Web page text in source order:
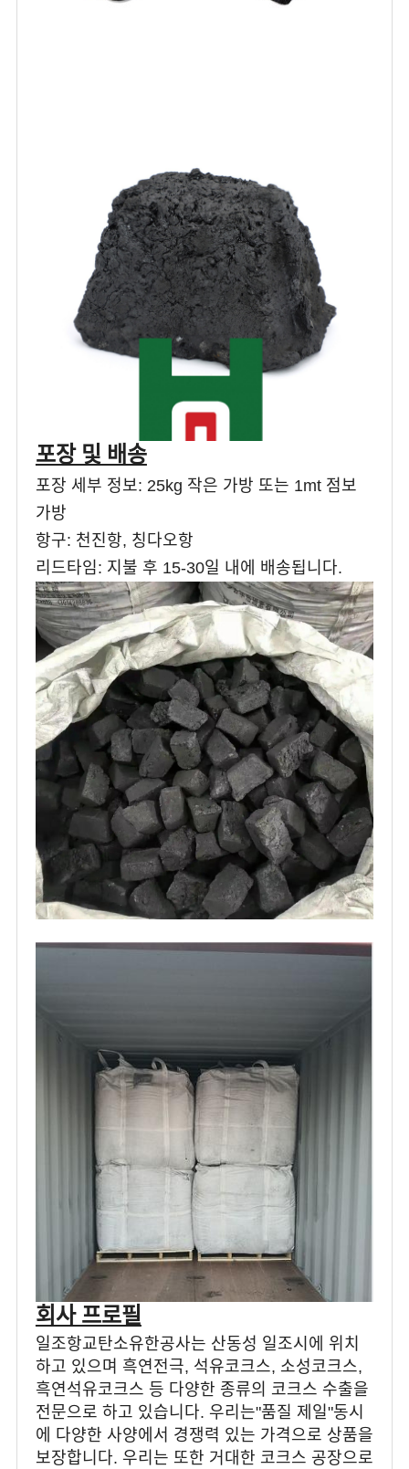
포장 및 배송
포장 세부 정보: 25kg 작은 가방 또는 1mt 점보
가방
항구: 천진항, 칭다오항
리드타임: 지불 후 15-30일 내에 배송됩니다.
회사 프로필
일조항교탄소유한공사는 산동성 일조시에 위치
하고 있으며 흑연전극, 석유코크스, 소성코크스,
흑연석유코크스 등 다양한 종류의 코크스 수출을
전문으로 하고 있습니다. 우리는"품질 제일"동시
에 다양한 사양에서 경쟁력 있는 가격으로 상품을
보장합니다. 우리는 또한 거대한 코크스 공장으로